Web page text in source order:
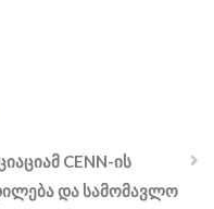
CENN-ის
და სამომავლო